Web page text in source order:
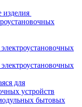
изделия
для
устройств
бытовых